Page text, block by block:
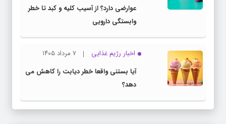
عوارضی دارد؟ از آسیب کلیه و کبد تا خطر
وابستگی دارویی
اخبار رژیم غذایی
۷ مرداد ۱۴۰۵
آیا بستنی واقعا خطر دیابت را کاهش می
دهد؟